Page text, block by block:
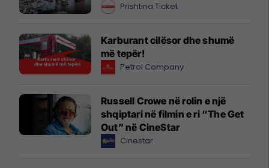
Prishtina Ticket
Karburant cilësor dhe shumë
më tepër!
Petrol Company
Russell Crowe në rolin e një
shqiptari në filmin e ri “The Get
Out” në CineStar
Cinestar